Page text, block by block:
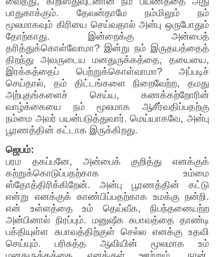
பாதுகாக்கும். தேவன்தாமே நம்மிலும் நம்
மூலமாகவும் கிரியை செய்வதால் அன்பு ஒருபோதும்
தோற்காது. இன்றைக்கு அன்பைத்
தரித்துக்கொள்வோமா? இன்று நம் இருதயத்தைத்
திறந்து அவருடைய மனதுருக்கத்தை, தயையை,
இரக்கத்தைப் பெற்றுக்கொள்வாமா? அப்படிச்
செய்தால், தம் திட்டங்களை நிறைவேற்ற, தமது
அற்புதங்களைச் செய்ய, கணக்கற்றோரின்
வாழ்க்கையை நம் மூலமாக ஆசீர்வதிப்பதற்கு
நம்மை அவர் பயன்படுத்துவார். மெய்யாகவே, அன்பு
பூரணத்தின் கட்டாக இருக்கிறது.
ஜெபம்:
பரம தகப்பனே, அன்பைக் குறித்து எனக்குக்
கற்றுக்கொடுப்பதற்காக உம்மை
ஸ்தோத்திரிக்கிறேன். அன்பு பூரணத்தின் கட்டு
என்று எனக்குக் காண்பிப்பதற்காக உமக்கு நன்றி.
என் உள்ளத்தை உம் தெய்வீக, நிபந்தனையற்ற
அன்பினால் நிரப்பும். மனுஷீக சுபாவத்தை தாண்டி
பக்தியுள்ள சுபாவத்திற்குள் செல்ல எனக்கு உதவி
செய்யும். பரிசுத்த ஆவியின் மூலமாக உம்